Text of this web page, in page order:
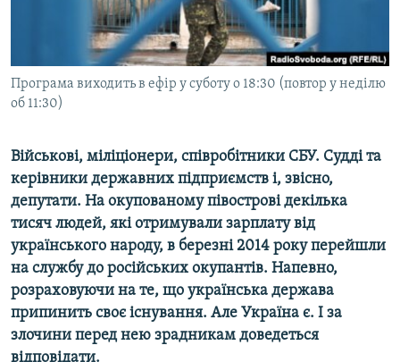
СВІДЧЕННЯ ОКУПАЦІЇ
УКРАЇНСЬКА ПРОБЛЕМА КРИМУ
ІНФОГРАФІКА
ДОЛУЧАЙСЯ!
Усі сайти RFE/RL
Програма виходить в ефір у суботу о 18:30 (повтор у неділю
об 11:30)
Військові, міліціонери, співробітники СБУ. Судді та
керівники державних підприємств і, звісно,
депутати. На окупованому півострові декілька
тисяч людей, які отримували зарплату від
українського народу, в березні 2014 року перейшли
на службу до російських окупантів. Напевно,
розраховуючи на те, що українська держава
припинить своє існування. Але Україна є. І за
злочини перед нею зрадникам доведеться
відповідати.